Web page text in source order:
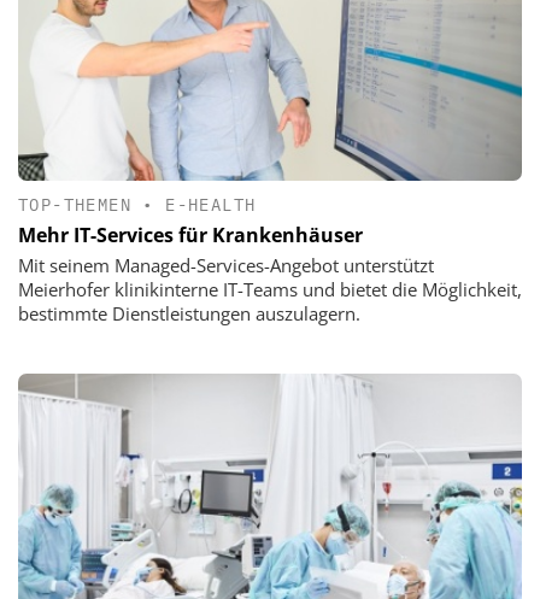
TOP-THEMEN • E-HEALTH
Mehr IT-Services für Krankenhäuser
Mit seinem Managed-Services-Angebot unterstützt
Meierhofer klinikinterne IT-Teams und bietet die Möglichkeit,
bestimmte Dienstleistungen auszulagern.